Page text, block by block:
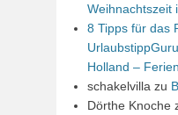
Weihnachtszeit
8 Tipps für das
UrlaubstippGuru
Holland –
schakelvilla zu
Dörthe Knoche